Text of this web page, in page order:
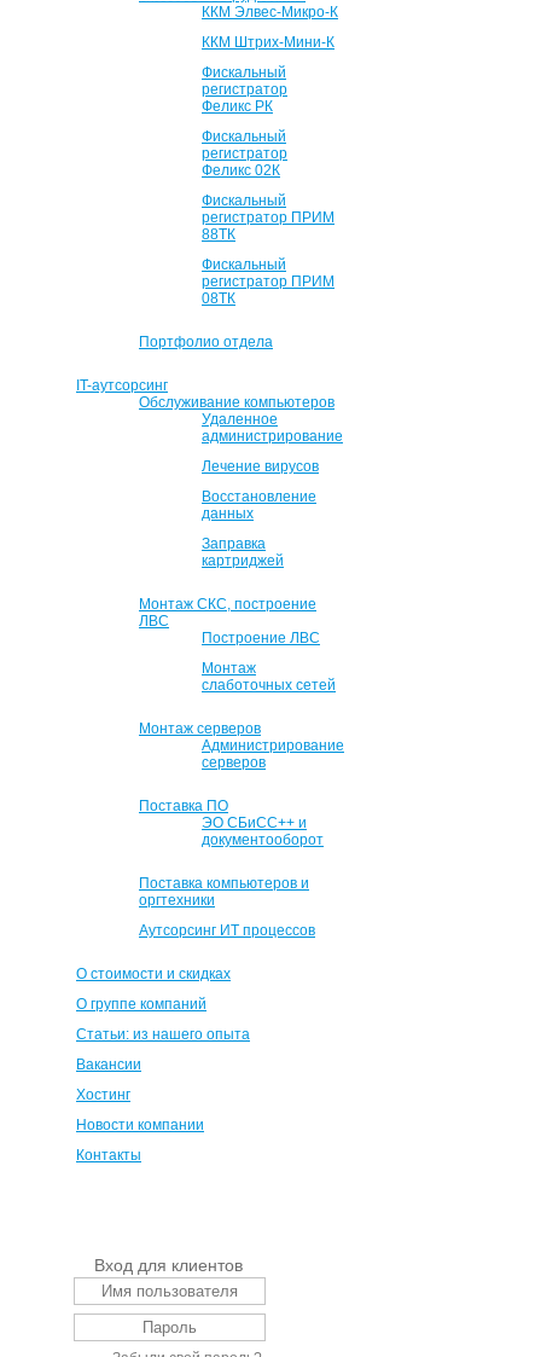
ККМ Элвес-Микро-К
ККМ Штрих-Мини-К
Фискальный
регистратор
Феликс РК
Фискальный
регистратор
Феликс 02К
Фискальный
регистратор ПРИМ
88ТК
Фискальный
регистратор ПРИМ
08ТК
Портфолио отдела
IT-аутсорсинг
Обслуживание компьютеров
Удаленное
администрирование
Лечение вирусов
Восстановление
данных
Заправка
картриджей
Монтаж СКС, построение
ЛВС
Построение ЛВС
Монтаж
слаботочных сетей
Монтаж серверов
Администрирование
серверов
Поставка ПО
ЭО СБиСС++ и
документооборот
Поставка компьютеров и
оргтехники
Аутсорсинг ИТ процессов
О стоимости и скидках
О группе компаний
Статьи: из нашего опыта
Вакансии
Хостинг
Новости компании
Контакты
Вход для клиентов